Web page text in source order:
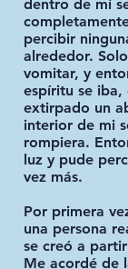
dentro de mí
percibir
alrededor.
vomitar, y
espíritu se iba,
extirpado un
interior de mi
rompiera.
luz y pude
vez más.
Por primera
una persona
se creó a
Me acordé de